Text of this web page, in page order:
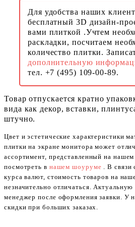
Для удобства наших
бесплатный 3D дизайн-
вами плиткой .Учтем
раскладки, посчитаем
количество плитки.
дополнительную
тел. +7 (495) 109-00-89.
Товар отпускается кратно
вида как декор, вставки,
штучно.
Цвет и эстетические характеристики
плитки на экране монитора может
ассортимент, представленный на
посмотреть в нашем шоуруме . В связи
курса валют, стоимость товаров на
незначительно отличаться.
менеджер после оформления заявки. У
скидки при больших заказах.